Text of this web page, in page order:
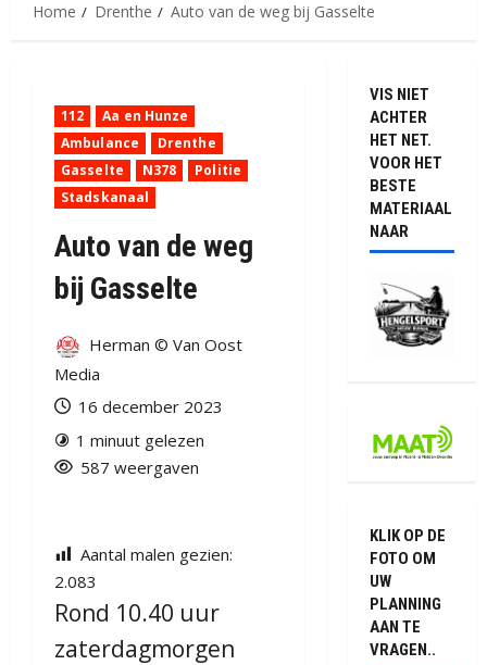
Home Drenthe Auto van de weg bij Gasselte
112
Aa en Hunze
Ambulance
Drenthe
Gasselte
N378
Politie
Stadskanaal
Auto van de weg
bij Gasselte
Herman © Van Oost
Media
16 december 2023
1 minuut gelezen
587 weergaven
Aantal malen gezien:
2.083
Rond 10.40 uur
zaterdagmorgen
VIS NIET
ACHTER
HET NET.
VOOR HET
BESTE
MATERIAAL
NAAR
KLIK OP DE
FOTO OM
UW
PLANNING
AAN TE
VRAGEN..